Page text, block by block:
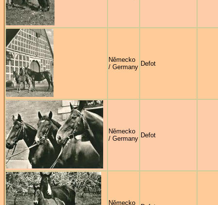
Německo
/ Germany Defot
Německo
/ Germany Defot
Německo